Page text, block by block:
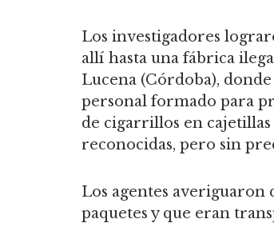
Los investigadores
allí hasta una fábrica
Lucena (Córdoba),
personal formado para
de cigarrillos en cajetillas
reconocidas, pero sin
Los agentes averiguaron
paquetes y que eran